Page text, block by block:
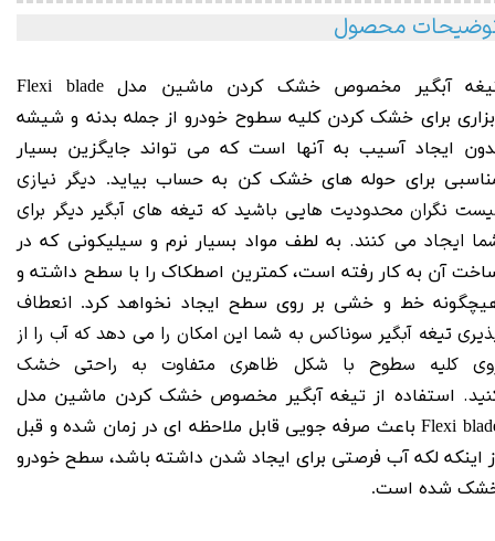
محصول
تیغه آبگیر مخصوص خشک کردن ماشین مدل Flexi blade
برای خشک کردن کلیه سطوح خودرو از جمله بدنه و شیشه
ایجاد آسیب به آنها است که می تواند جایگزین بسیار
برای حوله های خشک کن به حساب بیاید. دیگر نیازی
نگران محدودیت هایی باشید که تیغه های آبگیر دیگر برای
ایجاد می کنند. به لطف مواد بسیار نرم و سیلیکونی که در
آن به کار رفته است، کمترین اصطکاک را با سطح داشته و
خط و خشی بر روی سطح ایجاد نخواهد کرد. انعطاف
تیغه آبگیر سوناکس به شما این امکان را می دهد که آب را از
کلیه سطوح با شکل ظاهری متفاوت به راحتی خشک
استفاده از تیغه آبگیر مخصوص خشک کردن ماشین مدل
Flexi باعث صرفه جویی قابل ملاحظه ای در زمان شده و قبل
اینکه لکه آب فرصتی برای ایجاد شدن داشته باشد، سطح خودرو
شده است.